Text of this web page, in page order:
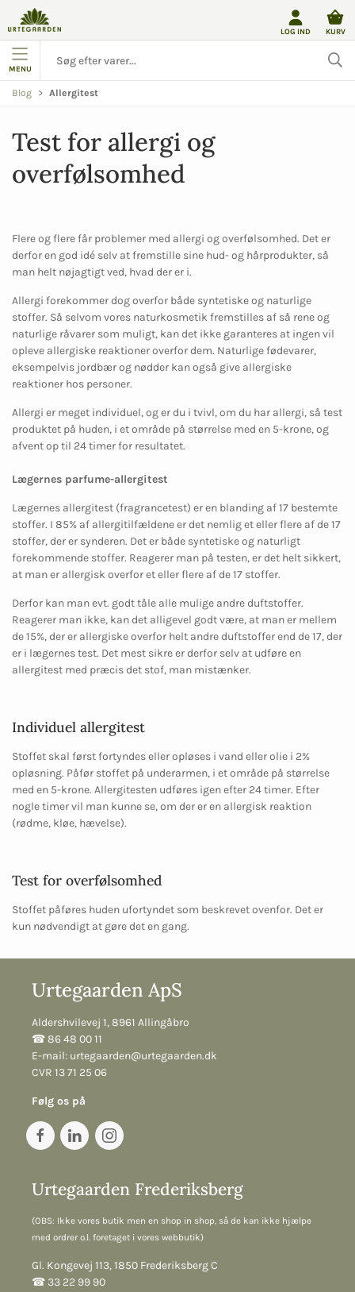
LOG IND KURV
MENU
Blog Allergitest
Test for allergi og
overfølsomhed
Flere og flere får problemer med allergi og overfølsomhed. Det er
derfor en god idé selv at fremstille sine hud- og hårprodukter, så
man helt nøjagtigt ved, hvad der er i.
Allergi forekommer dog overfor både syntetiske og naturlige
stoffer. Så selvom vores naturkosmetik fremstilles af så rene og
naturlige råvarer som muligt, kan det ikke garanteres at ingen vil
opleve allergiske reaktioner overfor dem. Naturlige fødevarer,
eksempelvis jordbær og nødder kan også give allergiske
reaktioner hos personer.
Allergi er meget individuel, og er du i tvivl, om du har allergi, så test
produktet på huden, i et område på størrelse med en 5-krone, og
afvent op til 24 timer for resultatet.
Lægernes parfume-allergitest
Lægernes allergitest (fragrancetest) er en blanding af 17 bestemte
stoffer. I 85% af allergitilfældene er det nemlig et eller flere af de 17
stoffer, der er synderen. Det er både syntetiske og naturligt
forekommende stoffer. Reagerer man på testen, er det helt sikkert,
at man er allergisk overfor et eller flere af de 17 stoffer.
Derfor kan man evt. godt tåle alle mulige andre duftstoffer.
Reagerer man ikke, kan det alligevel godt være, at man er mellem
de 15%, der er allergiske overfor helt andre duftstoffer end de 17, der
er i lægernes test. Det mest sikre er derfor selv at udføre en
allergitest med præcis det stof, man mistænker.
Individuel allergitest
Stoffet skal først fortyndes eller opløses i vand eller olie i 2%
opløsning. Påfør stoffet på underarmen, i et område på størrelse
med en 5-krone. Allergitesten udføres igen efter 24 timer. Efter
nogle timer vil man kunne se, om der er en allergisk reaktion
(rødme, kløe, hævelse).
Test for overfølsomhed
Stoffet påføres huden ufortyndet som beskrevet ovenfor. Det er
kun nødvendigt at gøre det en gang.
Urtegaarden ApS
Aldershvilevej 1, 8961 Allingåbro
☎︎ 86 48 00 11
E-mail: urtegaarden@urtegaarden.dk
CVR 13 71 25 06
Følg os på
Urtegaarden Frederiksberg
(OBS: Ikke vores butik men en shop in shop, så de kan ikke hjælpe
med ordrer o.l. foretaget i vores webbutik)
Gl. Kongevej 113, 1850 Frederiksberg C
☎︎ 33 22 99 90